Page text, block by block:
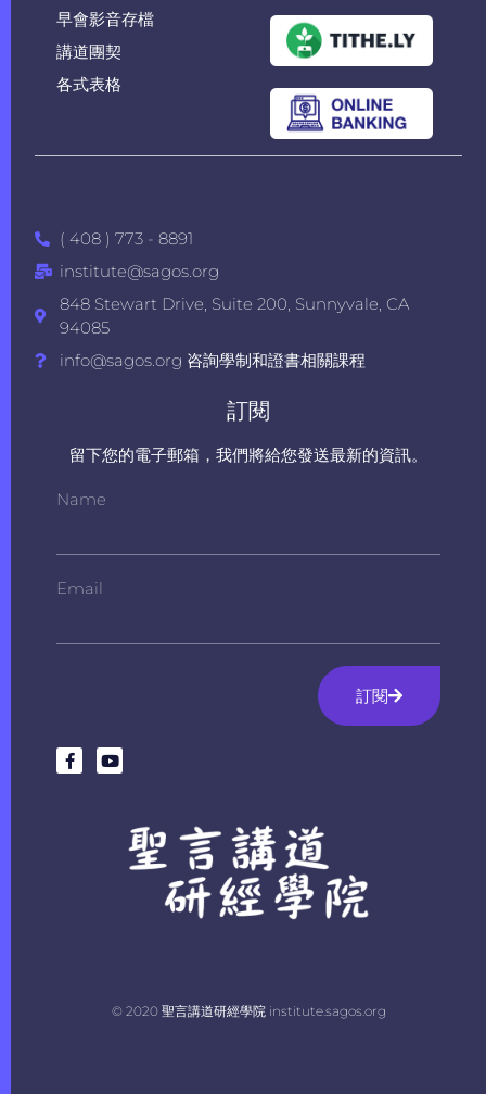
早會影音存檔
講道團契
各式表格
( 408 ) 773 - 8891
institute@sagos.org
848 Stewart Drive, Suite 200, Sunnyvale, CA
94085
info@sagos.org 咨詢學制和證書相關課程
訂閱
留下您的電子郵箱，我們將給您發送最新的資訊。
Name
Email
訂閱
© 2020 聖言講道研經學院 institute.sagos.org